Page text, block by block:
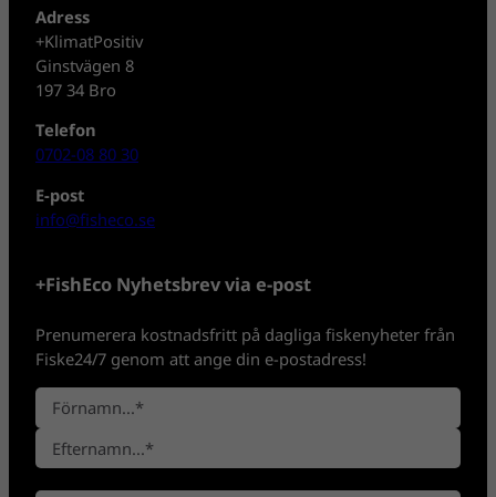
Adress
+KlimatPositiv
Ginstvägen 8
197 34 Bro
Telefon
0702-08 80 30
E-post
info@fisheco.se
+FishEco Nyhetsbrev via e-post
Prenumerera kostnadsfritt på dagliga fiskenyheter från
Fiske24/7 genom att ange din e-postadress!
N
a
n
F
ö
r